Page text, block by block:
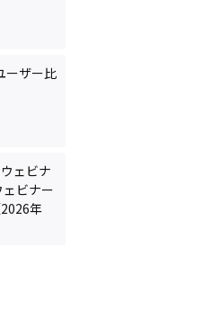
ーザー比
ェビナ
ビナー
年